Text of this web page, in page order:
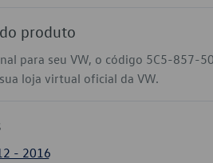
produto
para seu VW, o código 5C5-857-
loja virtual oficial da VW.
- 2016